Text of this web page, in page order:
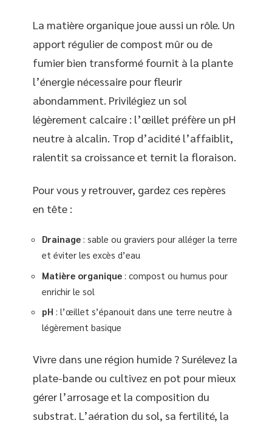
La matière organique joue aussi un rôle. Un
apport régulier de compost mûr ou de
fumier bien transformé fournit à la plante
l’énergie nécessaire pour fleurir
abondamment. Privilégiez un sol
légèrement calcaire : l’œillet préfère un pH
neutre à alcalin. Trop d’acidité l’affaiblit,
ralentit sa croissance et ternit la floraison.
Pour vous y retrouver, gardez ces repères
en tête :
Drainage : sable ou graviers pour alléger la terre
et éviter les excès d’eau
Matière organique : compost ou humus pour
enrichir le sol
pH : l’œillet s’épanouit dans une terre neutre à
légèrement basique
Vivre dans une région humide ? Surélevez la
plate-bande ou cultivez en pot pour mieux
gérer l’arrosage et la composition du
substrat. L’aération du sol, sa fertilité, la